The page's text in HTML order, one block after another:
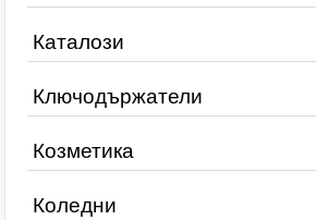
Каталози
Ключодържатели
Козметика
Коледни